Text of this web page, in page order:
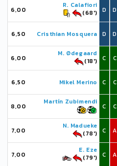
6,00
R. Calafiori
(68')
D
6,50 Cristhian Mosquera D
6,00
M. Ødegaard
(18')
C
6,50 Mikel Merino C
8,00
Martín Zubimendi
C
7,00
N. Madueke
(78')
C
7,00
E. Eze
(79')
C
D
D
C
C
C
A
A